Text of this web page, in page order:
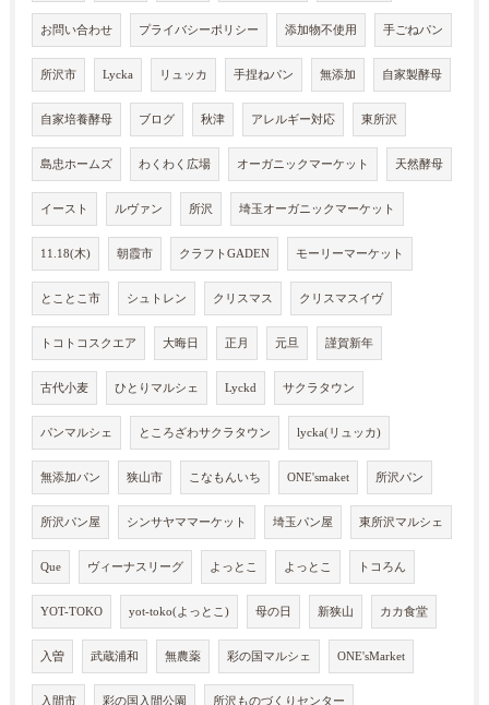
お問い合わせ プライバシーポリシー 添加物不使用 手ごねパン
所沢市 Lycka リュッカ 手捏ねパン 無添加 自家製酵母
自家培養酵母 ブログ 秋津 アレルギー対応 東所沢
島忠ホームズ わくわく広場 オーガニックマーケット 天然酵母
イースト ルヴァン 所沢 埼玉オーガニックマーケット
11.18(木) 朝霞市 クラフトGADEN モーリーマーケット
とことこ市 シュトレン クリスマス クリスマスイヴ
トコトコスクエア 大晦日 正月 元旦 謹賀新年
古代小麦 ひとりマルシェ Lyckd サクラタウン
パンマルシェ ところざわサクラタウン lycka(リュッカ)
無添加パン 狭山市 こなもんいち ONE'smaket 所沢パン
所沢パン屋 シンサヤママーケット 埼玉パン屋 東所沢マルシェ
Que ヴィーナスリーグ よっとこ よっとこ トコろん
YOT-TOKO yot-toko(よっとこ) 母の日 新狭山 カカ食堂
入曽 武蔵浦和 無農薬 彩の国マルシェ ONE'sMarket
入間市 彩の国入間公園 所沢ものづくりセンター